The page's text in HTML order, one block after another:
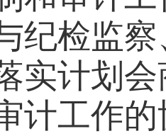
纪检监
实计划
计工作